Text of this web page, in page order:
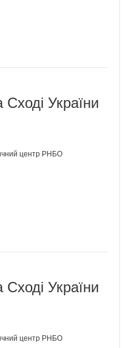
України
центр РНБО
України
центр РНБО